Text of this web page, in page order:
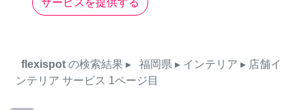
サービスを提供する
flexispot の検索結果 ▸ 福岡県 ▸ インテリア ▸ 店舗イ
ンテリア サービス 1ページ目